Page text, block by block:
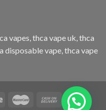
vapes,thca vape uk,thca
disposable vape,thca vape